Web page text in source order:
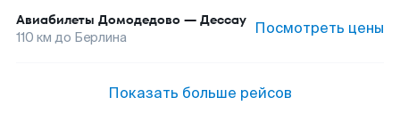
Авиабилеты Домодедово — Дессау
110 км до Берлина Посмотреть цены
Показать больше рейсов